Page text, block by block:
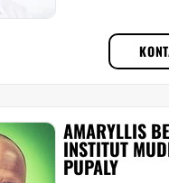
AMARYLLIS
INSTITUT
PUPALY